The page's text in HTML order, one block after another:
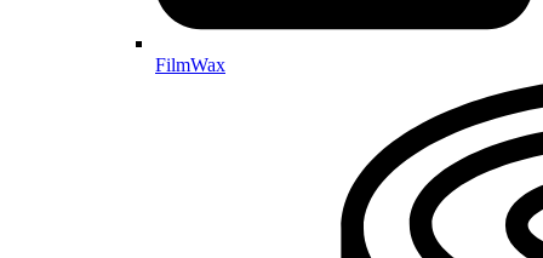
FilmWax